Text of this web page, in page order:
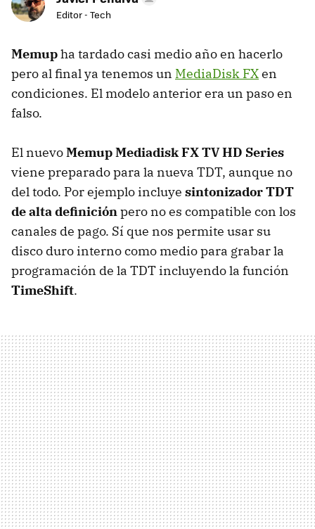
Editor - Tech
Memupha tardado casi medio año en hacerlo
pero al final ya tenemos un MediaDisk FXen
condiciones. El modelo anterior era un paso en
falso.
El nuevoMemup Mediadisk FX TV HD Series
viene preparado para la nueva TDT, aunque no
del todo. Por ejemplo incluye sintonizadorTDT
de alta definiciónpero no es compatible con los
canales de pago. Sí que nos permite usar su
disco duro interno como medio para grabar la
programación de la TDT incluyendo la función
TimeShift.